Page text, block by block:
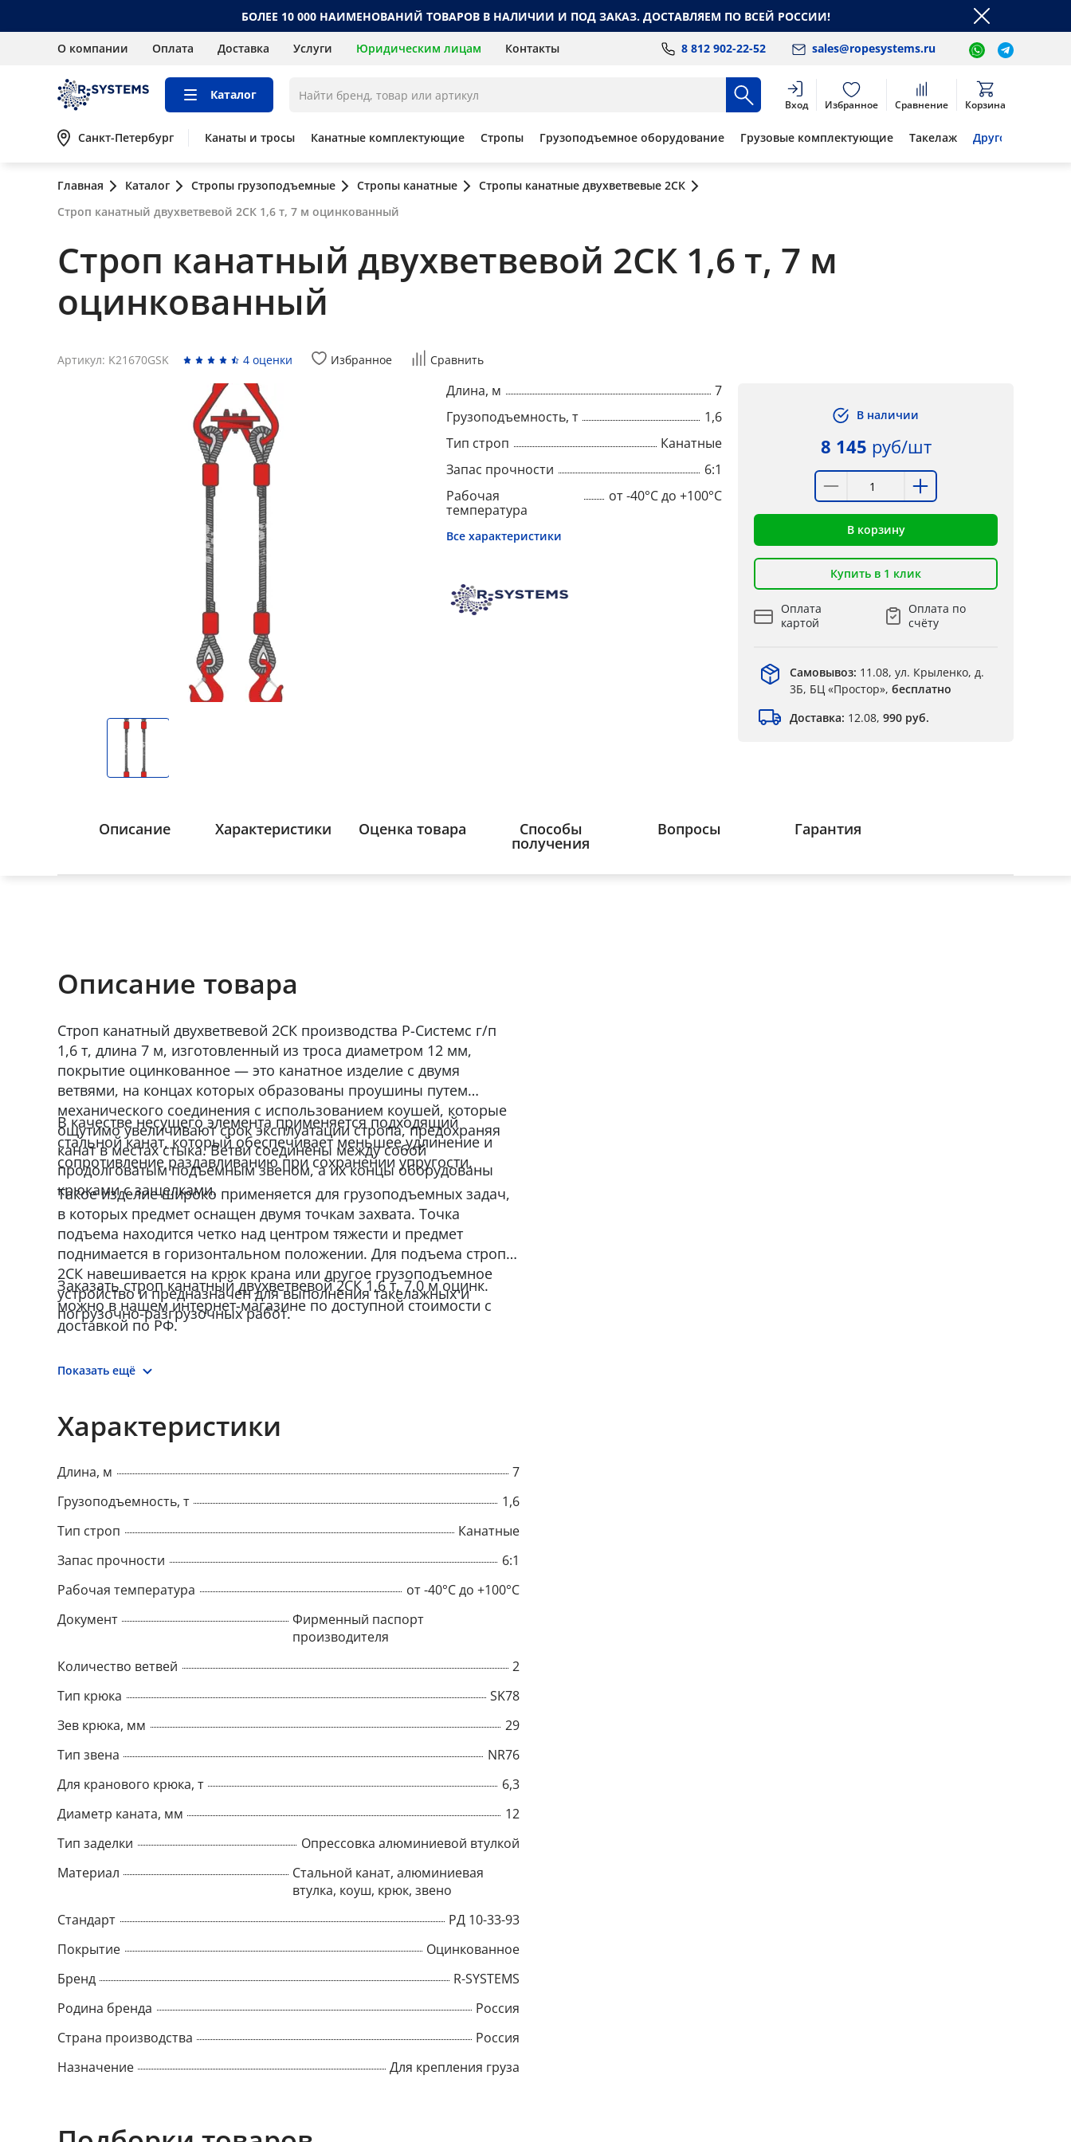
БОЛЕЕ 10 000 НАИМЕНОВАНИЙ ТОВАРОВ В НАЛИЧИИ И ПОД ЗАКАЗ. ДОСТАВЛЯЕМ ПО ВСЕЙ РОССИИ!
О компании Оплата Доставка Услуги Юридическим лицам Контакты 8 812 902-22-52 sales@ropesystems.ru
Каталог
Вход Избранное Сравнение Корзина
Санкт-Петербург Канаты и тросы Канатные комплектующие Стропы Грузоподъемное оборудование Грузовые комплектующие Такелаж Другое
Главная Каталог Стропы грузоподъемные Стропы канатные
Стропы канатные двухветвевые 2СК
Строп канатный двухветвевой 2СК 1,6 т, 7 м оцинкованный
Строп канатный двухветвевой 2СК 1,6 т, 7 м
оцинкованный
Артикул: K21670GSK 4 оценки Избранное Сравнить
Длина, м
7
Грузоподъемность, т
1,6
Тип строп
Канатные
Запас прочности
6:1
Рабочая
температура
от -40°C до +100°C
Все характеристики
В наличии
8 145 руб/шт
В корзину
Купить в 1 клик
Оплата
картой
Оплата по
счёту
Самовывоз: 11.08, ул. Крыленко, д.
3Б, БЦ «Простор», бесплатно
Доставка: 12.08, 990 руб.
Описание Характеристики Оценка товара Способы
получения
Вопросы Гарантия
Описание товара
Строп канатный двухветвевой 2СК производства Р-Системс г/п
1,6 т, длина 7 м, изготовленный из троса диаметром 12 мм,
покрытие оцинкованное — это канатное изделие с двумя
ветвями, на концах которых образованы проушины путем
механического соединения с использованием коушей, которые
ощутимо увеличивают срок эксплуатации стропа, предохраняя
канат в местах стыка. Ветви соединены между собой
продолговатым подъемным звеном, а их концы оборудованы
крюками с защелками.
В качестве несущего элемента применяется подходящий
стальной канат, который обеспечивает меньшее удлинение и
сопротивление раздавливанию при сохранении упругости.
Такое изделие широко применяется для грузоподъемных задач,
в которых предмет оснащен двумя точкам захвата. Точка
подъема находится четко над центром тяжести и предмет
поднимается в горизонтальном положении. Для подъема строп
2СК навешивается на крюк крана или другое грузоподъемное
устройство и предназначен для выполнения такелажных и
погрузочно-разгрузочных работ.
Заказать строп канатный двухветвевой 2СК 1,6 т, 7,0 м оцинк.
можно в нашем интернет-магазине по доступной стоимости с
доставкой по РФ.
Показать ещё
Характеристики
Длина, м
7
Грузоподъемность, т
1,6
Тип строп
Канатные
Запас прочности
6:1
Рабочая температура
от -40°C до +100°C
Документ
Фирменный паспорт
производителя
Количество ветвей
2
Тип крюка
SK78
Зев крюка, мм
29
Тип звена
NR76
Для кранового крюка, т
6,3
Диаметр каната, мм
12
Тип заделки
Опрессовка алюминиевой втулкой
Материал
Стальной канат, алюминиевая
втулка, коуш, крюк, звено
Стандарт
РД 10-33-93
Покрытие
Оцинкованное
Бренд
R-SYSTEMS
Родина бренда
Россия
Страна производства
Россия
Назначение
Для крепления груза
Popup
Title